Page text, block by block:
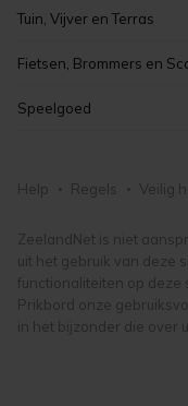
kinderboeken
koken en bakken
kaarten maken en
curiosa en brocante
antiek
vintage
Tuin, Vijver en Terras
tuinmeubelen
bloemen en planten
Fietsen, Brommers en
elektrische fietsen
herenfietsen
Speelgoed
speelgoed
buitenspeelgoed
Help Regels Veilig
ZeelandNet is niet
uit het gebruik van deze
functionaliteiten op deze
Prikbord onze
in het bijzonder die over